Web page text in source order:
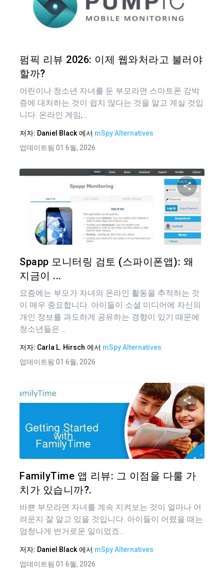
펌픽 리뷰 2026: 이제 웹와처라고 불러야
할까?
어린이나 청소년 자녀를 둔 부모라면 스마트폰 강박
증에 대처하는 것이 쉽지 않다는 것을 알고 계실 것입
니다. 온라인 게임,...
저자: Daniel Black 에서 mSpy Alternatives
업데이트됨 01 6월, 2026
이 기
Spapp 모니터링 검토 (스파이폰앱): 왜
지금이 ...
요즘에는 부모가 자녀의 온라인 활동을 추적하는 것
이 매우 중요합니다. 아이들이 소셜 미디어에 자신의
개인 정보를 과도하게 공유하는 경향이 있기 때문에
청소년들은 ...
저자: Carla L. Hirsch 에서 mSpy Alternatives
업데이트됨 01 6월, 2026
이 기
FamilyTime 앱 리뷰: 그 이점을 다룰 가
치가 있습니까?.
바쁜 부모라면 자녀를 계속 지켜보는 것이 얼마나 어
려운지 잘 알고 있을 것입니다. 아이들이 어렸을 때는
엄청나게 번거로운 일이었죠...
저자: Daniel Black 에서 mSpy Alternatives
업데이트됨 01 6월, 2026